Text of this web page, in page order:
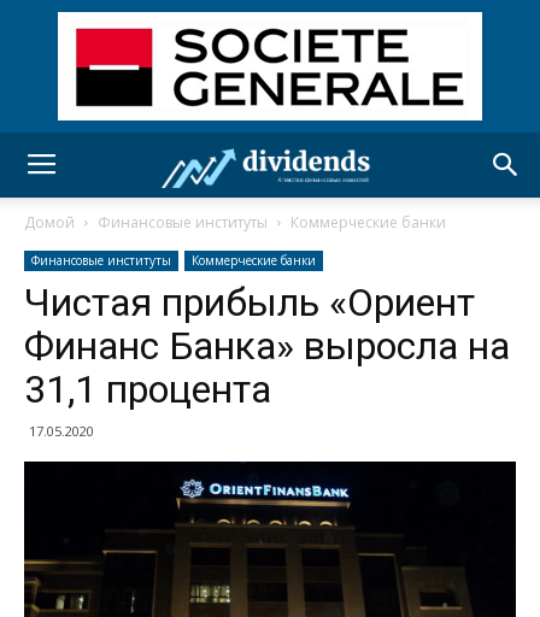
Домой Финансовые институты Коммерческие банки
Финансовые институты Коммерческие банки
Чистая прибыль «Ориент
Финанс Банка» выросла на
31,1 процента
17.05.2020